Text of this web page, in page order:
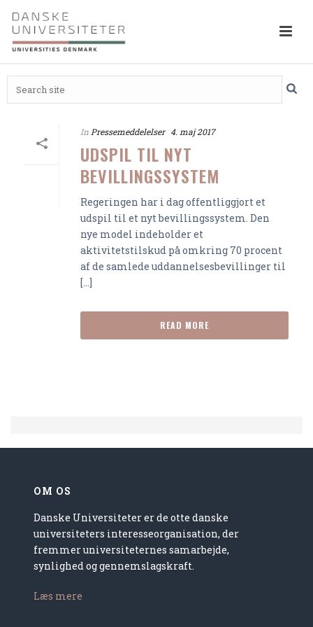
In Pressemeddelelser 4. maj 2017
UDSPIL TIL NYT
BEVILLINGSSYSTEM
Regeringen har i dag offentliggjort et
udspil til et nyt bevillingssystem. Den
nye model indeholder et
aktivitetstilskud på omkring 70 procent
af de samlede uddannelsesbevillinger til
[...]
READ MORE
OM OS
Danske Universiteter er de otte danske
universiteters interesseorganisation, der
fremmer universiteternes samarbejde,
synlighed og gennemslagskraft.
Læs mere